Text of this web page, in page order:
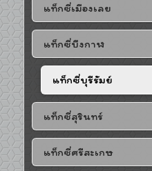
แท็กซี่เมืองเลย
แท็กซี่บึงกาฬ
แท็กซี่บุรีรัมย์
แท็กซี่สุรินทร์
แท็กซี่ศรีสะเกษ